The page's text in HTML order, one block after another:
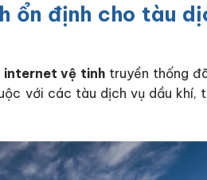
ổn định cho tàu
internet vệ tinh truyền thống
với các tàu dịch vụ dầu khí,